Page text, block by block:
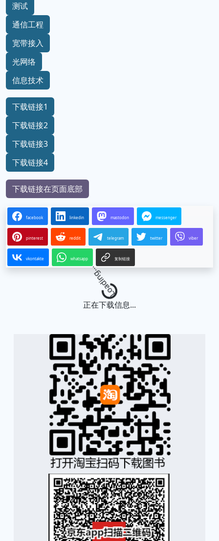
测试
通信工程
宽带接入
光网络
信息技术
下载链接1
下载链接2
下载链接3
下载链接4
下载链接在页面底部
facebook linkedin mastodon messenger
pinterest reddit telegram twitter viber
vkontakte whatsapp 复制链接
Loading...
正在下载信息...